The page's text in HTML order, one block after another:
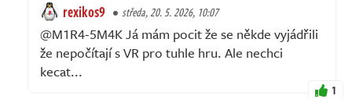
rexikos9 středa, 20. 5. 2026, 10:07
@M1R4-5M4K Já mám pocit že se někde vyjádřili
že nepočítají s VR pro tuhle hru. Ale nechci
kecat...
1